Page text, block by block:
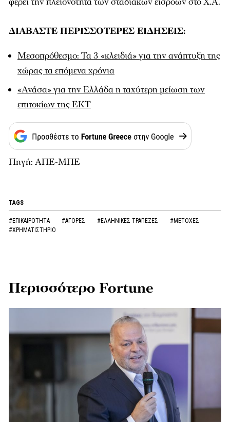
ΔΙΑΒΑΣΤΕ ΠΕΡΙΣΣΟΤΕΡΕΣ ΕΙΔΗΣΕΙΣ:
Μεσοπρόθεσμο: Τα 3 «κλειδιά» για την ανάπτυξη της
χώρας τα επόμενα χρόνια
«Ανάσα» για την Ελλάδα η ταχύτερη μείωση των
επιτοκίων της ΕΚΤ
Πηγή: ΑΠΕ-ΜΠΕ
TAGS
#ΕΠΙΚΑΙΡΟΤΗΤΑ #ΑΓΟΡΕΣ #ΕΛΛΗΝΙΚΕΣ ΤΡΑΠΕΖΕΣ
#ΜΕΤΟΧΕΣ
#ΧΡΗΜΑΤΙΣΤΗΡΙΟ
Περισσότερο Fortune